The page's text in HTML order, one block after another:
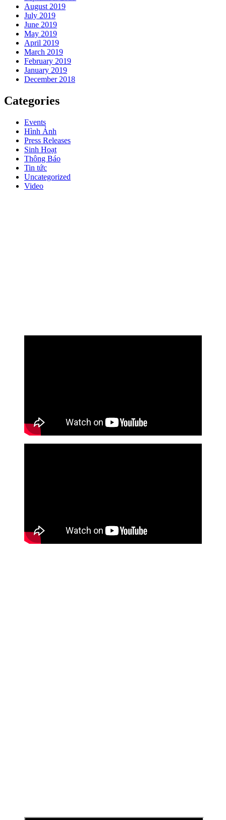
August 2019
July 2019
June 2019
May 2019
April 2019
March 2019
February 2019
January 2019
December 2018
Categories
Events
Hình Ảnh
Press Releases
Sinh Hoạt
Thông Báo
Tin tức
Uncategorized
Video